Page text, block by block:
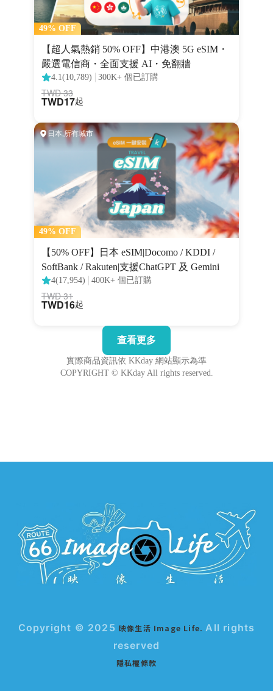
Copyright © 2025 映像生活 Image Life. All rights
reserved
隱私權條款